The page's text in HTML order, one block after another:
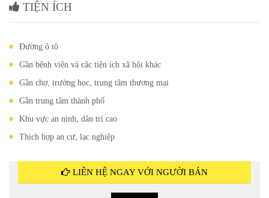
TIỆN ÍCH
Đường ô tô
Gần bệnh viện và câc tiện ích xã hội khác
Gần chợ, trường học, trung tâm thương mại
Gần trung tâm thành phố
Khu vực an ninh, dân trí cao
Thich hợp an cư, lạc nghiệp
LIÊN HỆ NGAY VỚI NGƯỜI BÁN